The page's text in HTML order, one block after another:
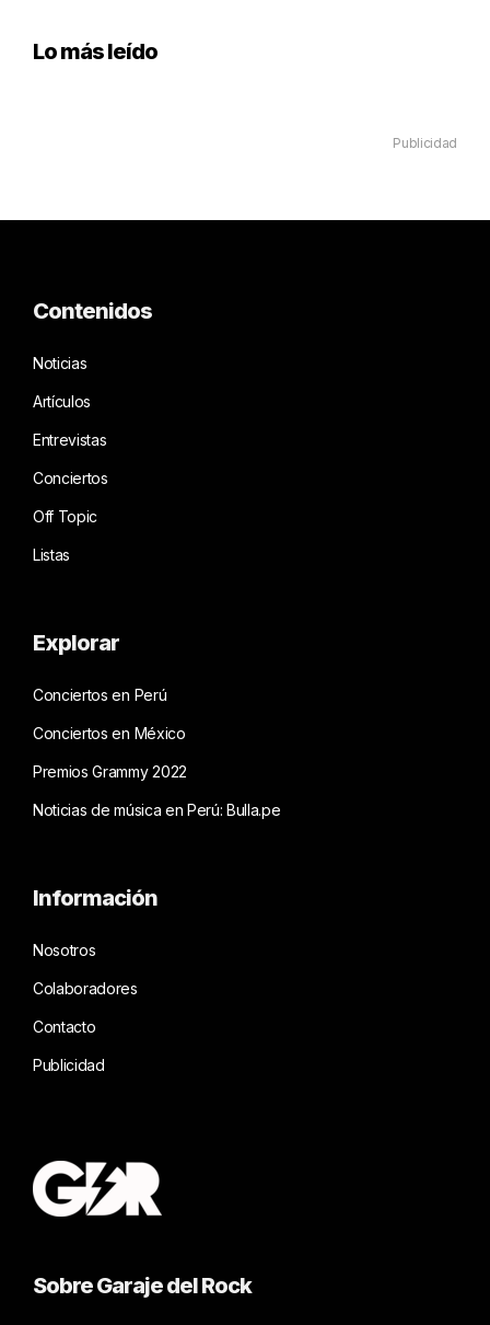
Lo más leído
Publicidad
Contenidos
Noticias
Artículos
Entrevistas
Conciertos
Off Topic
Listas
Explorar
Conciertos en Perú
Conciertos en México
Premios Grammy 2022
Noticias de música en Perú: Bulla.pe
Información
Nosotros
Colaboradores
Contacto
Publicidad
Sobre Garaje del Rock